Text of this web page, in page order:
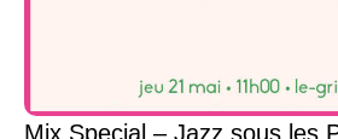
Mix Special – Jazz sous les